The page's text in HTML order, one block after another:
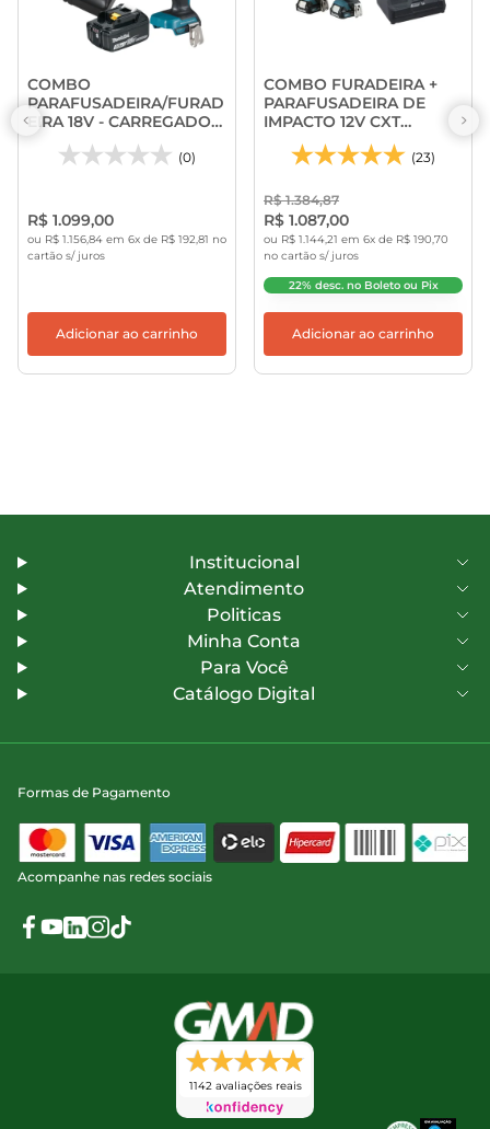
COMBO
PARAFUSADEIRA/FURAD
EIRA 18V - CARREGADOR
+ BATERIA 3AH E MALETA
MAK-PAC DHP485RF1J -
(0)
R$ 1.099,00
ou R$ 1.156,84 em 6x de R$ 192,81 no
cartão s/ juros
Adicionar ao carrinho
COMBO FURADEIRA +
PARAFUSADEIRA DE
IMPACTO 12V CXT
CLX228SAX - MAKITA
(23)
R$ 1.384,87
R$ 1.087,00
ou R$ 1.144,21 em 6x de R$ 190,70
no cartão s/ juros
22% desc. no Boleto ou Pix
Adicionar ao carrinho
Institucional
Atendimento
Politicas
Minha Conta
Para Você
Catálogo Digital
Formas de Pagamento
Acompanhe nas redes sociais
1142 avaliações reais